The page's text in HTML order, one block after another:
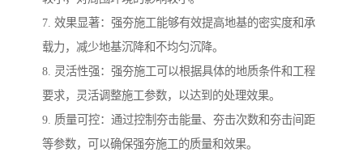
7. 效果显著：强夯施工能够有效提高地基的密实度和承
载力，减少地基沉降和不均匀沉降。
8. 灵活性强：强夯施工可以根据具体的地质条件和工程
要求，灵活调整施工参数，以达到的处理效果。
9. 质量可控：通过控制夯击能量、夯击次数和夯击间距
等参数，可以确保强夯施工的质量和效果。